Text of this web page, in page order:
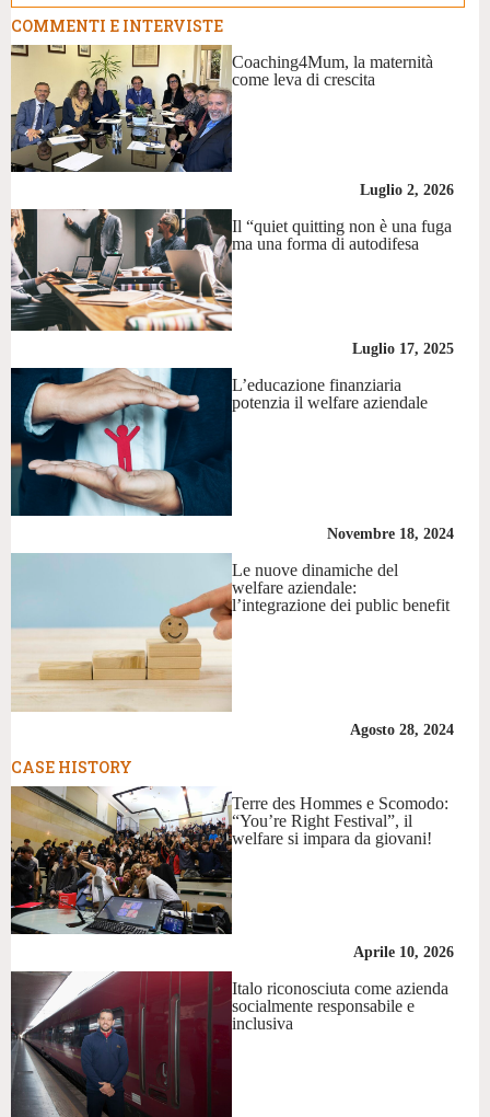
COMMENTI E INTERVISTE
Coaching4Mum, la maternità
come leva di crescita
Luglio 2, 2026
Il “quiet quitting non è una fuga
ma una forma di autodifesa
Luglio 17, 2025
L’educazione finanziaria
potenzia il welfare aziendale
Novembre 18, 2024
Le nuove dinamiche del
welfare aziendale:
l’integrazione dei public benefit
Agosto 28, 2024
CASE HISTORY
Terre des Hommes e Scomodo:
“You’re Right Festival”, il
welfare si impara da giovani!
Aprile 10, 2026
Italo riconosciuta come azienda
socialmente responsabile e
inclusiva